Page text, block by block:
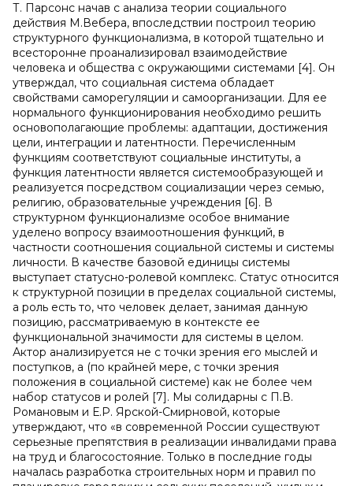
Т. Парсонс начав с анализа теории социального
действия М.Вебера, впоследствии построил теорию
структурного функционализма, в которой тщательно и
всесторонне проанализировал взаимодействие
человека и общества с окружающими системами [4]. Он
утверждал, что социальная система обладает
свойствами саморегуляции и самоорганизации. Для ее
нормального функционирования необходимо решить
основополагающие проблемы: адаптации, достижения
цели, интеграции и латентности. Перечисленным
функциям соответствуют социальные институты, а
функция латентности является системообразующей и
реализуется посредством социализации через семью,
религию, образовательные учреждения [6]. В
структурном функционализме особое внимание
уделено вопросу взаимоотношения функций, в
частности соотношения социальной системы и системы
личности. В качестве базовой единицы системы
выступает статусно-ролевой комплекс. Статус относится
к структурной позиции в пределах социаль­ной системы,
а роль есть то, что человек делает, занимая данную
позицию, рассмат­риваемую в контексте ее
функциональной значимости для системы в целом.
Актор анализируется не с точки зрения его мыслей и
поступков, а (по крайней мере, с точки зрения
положения в социальной системе) как не более чем
набор статусов и ролей [7]. Мы солидарны с П.В.
Романовым и Е.Р. Ярской-Смирновой, которые
утверждают, что «в современной России существуют
серьезные препятствия в реализации инвалидами права
на труд и благосостояние. Только в последние годы
началась разработка строительных норм и правил по